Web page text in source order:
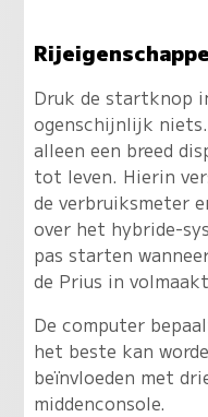
Druk de startknop
ogenschijnlijk
alleen een breed
tot leven. Hierin
de verbruiksmeter
over het hybride-
pas starten
de Prius in
De computer
het beste kan
beïnvloeden met
middenconsole.